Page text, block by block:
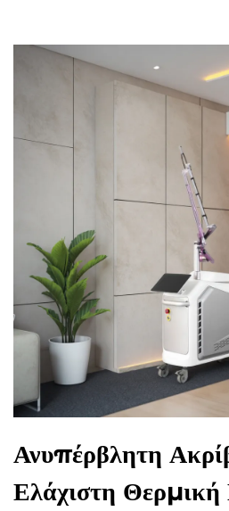
Ανυπέρβλητη
Ελάχιστη